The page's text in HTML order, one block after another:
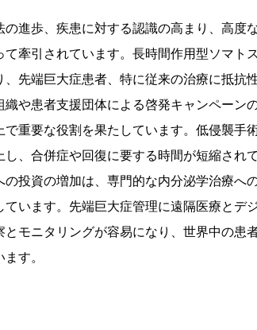
進歩、疾患に対する認識の高まり、高度
牽引されています。長時間作用型ソマト
先端巨大症患者、特に従来の治療に抵抗
や患者支援団体による啓発キャンペーン
重要な役割を果たしています。低侵襲手
、合併症や回復に要する時間が短縮され
投資の増加は、専門的な内分泌学治療へ
います。先端巨大症管理に遠隔医療とデ
モニタリングが容易になり、世界中の患
す。